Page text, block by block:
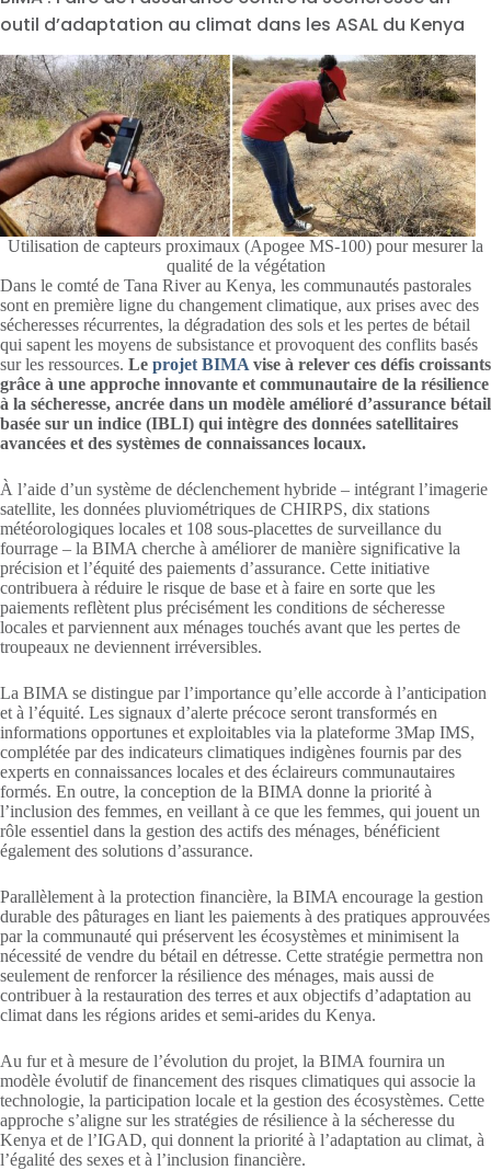
outil d’adaptation au climat dans les ASAL du Kenya
Utilisation de capteurs proximaux (Apogee MS-100) pour mesurer la
qualité de la végétation
Dans le comté de Tana River au Kenya, les communautés pastorales
sont en première ligne du changement climatique, aux prises avec des
sécheresses récurrentes, la dégradation des sols et les pertes de bétail
qui sapent les moyens de subsistance et provoquent des conflits basés
sur les ressources. Le projet BIMA vise à relever ces défis croissants
grâce à une approche innovante et communautaire de la résilience
à la sécheresse, ancrée dans un modèle amélioré d’assurance bétail
basée sur un indice (IBLI) qui intègre des données satellitaires
avancées et des systèmes de connaissances locaux.
À l’aide d’un système de déclenchement hybride – intégrant l’imagerie
satellite, les données pluviométriques de CHIRPS, dix stations
météorologiques locales et 108 sous-placettes de surveillance du
fourrage – la BIMA cherche à améliorer de manière significative la
précision et l’équité des paiements d’assurance. Cette initiative
contribuera à réduire le risque de base et à faire en sorte que les
paiements reflètent plus précisément les conditions de sécheresse
locales et parviennent aux ménages touchés avant que les pertes de
troupeaux ne deviennent irréversibles.
La BIMA se distingue par l’importance qu’elle accorde à l’anticipation
et à l’équité. Les signaux d’alerte précoce seront transformés en
informations opportunes et exploitables via la plateforme 3Map IMS,
complétée par des indicateurs climatiques indigènes fournis par des
experts en connaissances locales et des éclaireurs communautaires
formés. En outre, la conception de la BIMA donne la priorité à
l’inclusion des femmes, en veillant à ce que les femmes, qui jouent un
rôle essentiel dans la gestion des actifs des ménages, bénéficient
également des solutions d’assurance.
Parallèlement à la protection financière, la BIMA encourage la gestion
durable des pâturages en liant les paiements à des pratiques approuvées
par la communauté qui préservent les écosystèmes et minimisent la
nécessité de vendre du bétail en détresse. Cette stratégie permettra non
seulement de renforcer la résilience des ménages, mais aussi de
contribuer à la restauration des terres et aux objectifs d’adaptation au
climat dans les régions arides et semi-arides du Kenya.
Au fur et à mesure de l’évolution du projet, la BIMA fournira un
modèle évolutif de financement des risques climatiques qui associe la
technologie, la participation locale et la gestion des écosystèmes. Cette
approche s’aligne sur les stratégies de résilience à la sécheresse du
Kenya et de l’IGAD, qui donnent la priorité à l’adaptation au climat, à
l’égalité des sexes et à l’inclusion financière.